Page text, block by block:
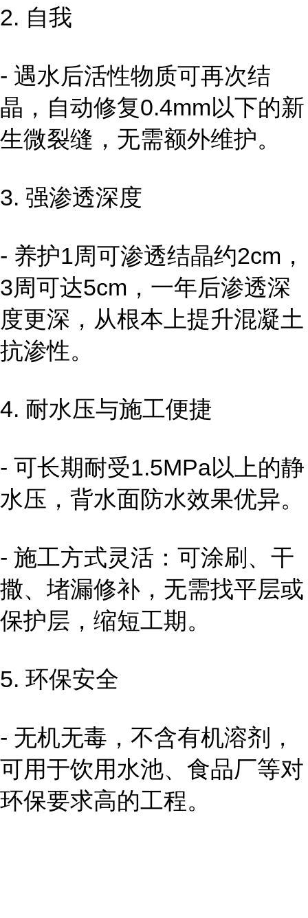
2. 自我
- 遇水后活性物质可再次结
晶，自动修复0.4mm以下的新
生微裂缝，无需额外维护。
3. 强渗透深度
- 养护1周可渗透结晶约2cm，
3周可达5cm，一年后渗透深
度更深，从根本上提升混凝土
抗渗性。
4. 耐水压与施工便捷
- 可长期耐受1.5MPa以上的静
水压，背水面防水效果优异。
- 施工方式灵活：可涂刷、干
撒、堵漏修补，无需找平层或
保护层，缩短工期。
5. 环保安全
- 无机无毒，不含有机溶剂，
可用于饮用水池、食品厂等对
环保要求高的工程。